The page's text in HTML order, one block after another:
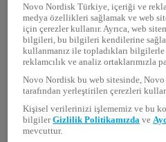
“İnsülinimin
olduğunca yakın
göstermesi çok
konforlu ve
hayat sürmemi
--Nic tip 1 diyabetle
Novo Nordisk Türkiye, içeriği ve
medya özellikleri sağlamak ve web
için çerezler kullanır. Ayrıca, web
bilgileri, bu bilgileri kendilerine
kullanmanız ile topladıkları
reklamcılık ve analiz ortaklarımızla
Novo Nordisk bu web sitesinde,
tarafından yerleştirilen çerezleri
Kişisel verilerinizi işlememiz ve bu
bilgilerGizlilik Politikamızda ve
mevcuttur.